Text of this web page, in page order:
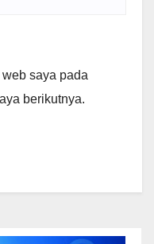
saya pada
berikutnya.